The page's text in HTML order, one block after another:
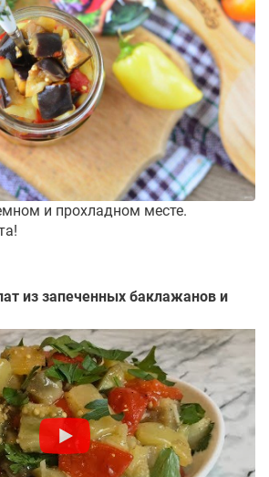
и прохладном месте.
из запеченных баклажанов и